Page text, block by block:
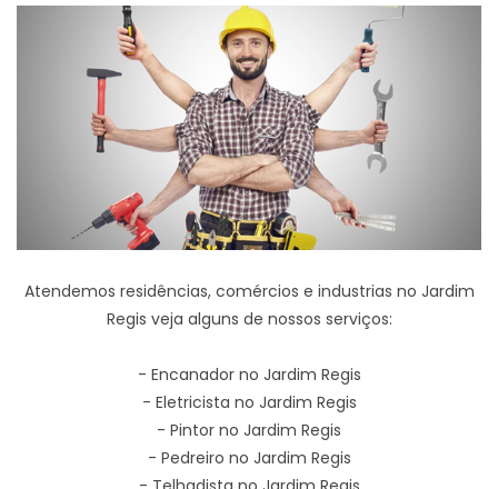
Atendemos residências, comércios e industrias no Jardim
Regis veja alguns de nossos serviços:
- Encanador no Jardim Regis
- Eletricista no Jardim Regis
- Pintor no Jardim Regis
- Pedreiro no Jardim Regis